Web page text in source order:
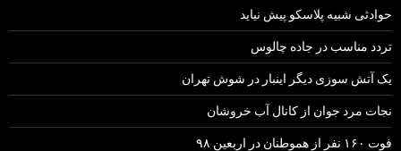
حوادثی شبیه پلاسکو پیش نیاید
تردد مناسب در جاده چالوس
یک آتش سوزی دیگر اینبار در شوش تهران
نجات مرد جوان از کانال آب خروشان
فوت ۱۶۰ نفر از هموطنان در اربعین ۹۸